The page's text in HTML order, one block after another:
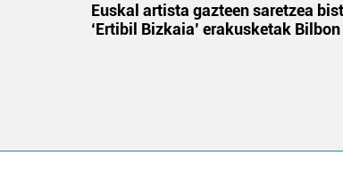
Euskal artista gazteen saretzea
‘Ertibil Bizkaia’ erakusketak Bilbon